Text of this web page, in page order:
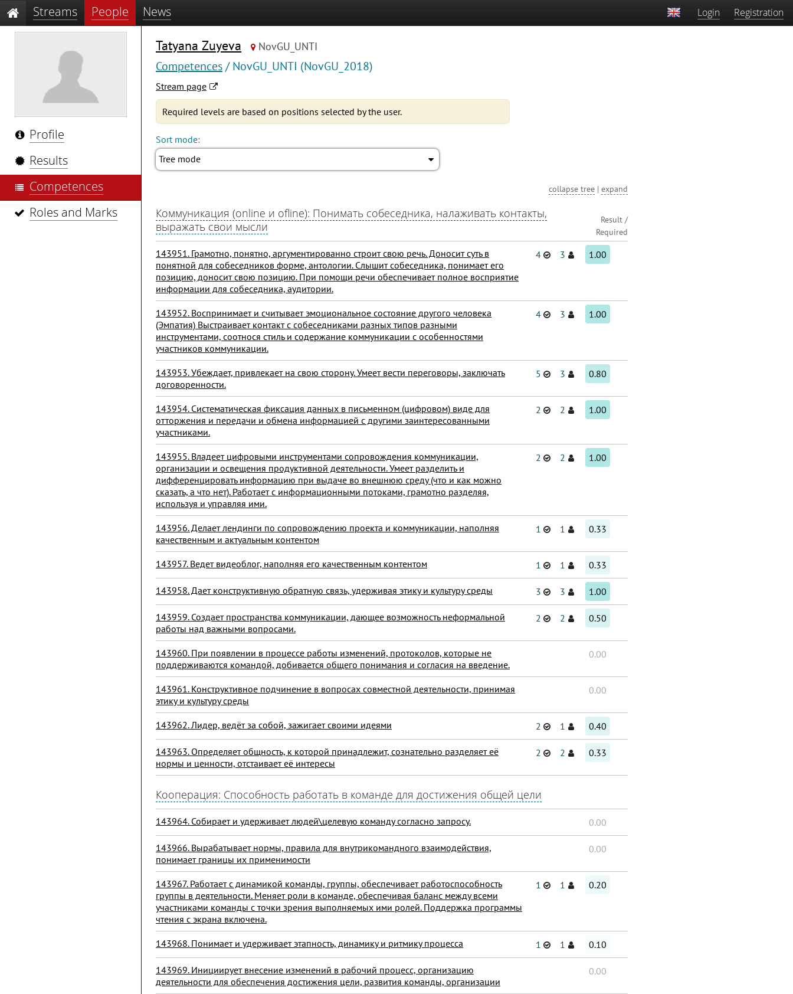
Login Registration
Streams People News
Profile
Results
Competences
Roles and Marks
Tatyana Zuyeva NovGU_UNTI
Competences/ NovGU_UNTI (NovGU_2018)
Stream page
Required levels are based on positions selected by the user.
Sort mode:
Tree mode
collapse tree | expand
Коммуникация (online и ofline): Понимать собеседника, налаживать контакты,
выражать свои мысли
Result /
Required
143951. Грамотно, понятно, аргументированно строит свою речь. Доносит суть в
понятной для собеседников форме, антологии. Слышит собеседника, понимает его
позицию, доносит свою позицию. При помощи речи обеспечивает полное восприятие
информации для собеседника, аудитории.
4 3 1.00
143952. Воспринимает и считывает эмоциональное состояние другого человека
(Эмпатия) Выстраивает контакт с собеседниками разных типов разными
инструментами, соотнося стиль и содержание коммуникации с особенностями
участников коммуникации.
4 3 1.00
143953. Убеждает, привлекает на свою сторону. Умеет вести переговоры, заключать
договоренности.
5 3 0.80
143954. Систематическая фиксация данных в письменном (цифровом) виде для
отторжения и передачи и обмена информацией с другими заинтересованными
участниками.
2 2 1.00
143955. Владеет цифровыми инструментами сопровождения коммуникации,
организации и освещения продуктивной деятельности. Умеет разделить и
дифференцировать информацию при выдаче во внешнюю среду (что и как можно
сказать, а что нет). Работает с информационными потоками, грамотно разделяя,
используя и управляя ими.
2 2 1.00
143956. Делает лендинги по сопровождению проекта и коммуникации, наполняя
качественным и актуальным контентом
1 1 0.33
143957. Ведет видеоблог, наполняя его качественным контентом 1 1 0.33
143958. Дает конструктивную обратную связь, удерживая этику и культуру среды 3 3 1.00
143959. Создает пространства коммуникации, дающее возможность неформальной
работы над важными вопросами.
2 2 0.50
143960. При появлении в процессе работы изменений, протоколов, которые не
поддерживаются командой, добивается общего понимания и согласия на введение.
0.00
143961. Конструктивное подчинение в вопросах совместной деятельности, принимая
этику и культуру среды
0.00
143962. Лидер, ведёт за собой, зажигает своими идеями 2 1 0.40
143963. Определяет общность, к которой принадлежит, сознательно разделяет её
нормы и ценности, отстаивает её интересы
2 2 0.33
Кооперация: Способность работать в команде для достижения общей цели
143964. Собирает и удерживает людей\целевую команду согласно запросу. 0.00
143966. Вырабатывает нормы, правила для внутрикомандного взаимодействия,
понимает границы их применимости
0.00
143967. Работает с динамикой команды, группы, обеспечивает работоспособность
группы в деятельности. Меняет роли в команде, обеспечивая баланс между всеми
участниками команды с точки зрения выполняемых ими ролей. Поддержка программы
чтения с экрана включена.
1 1 0.20
143968. Понимает и удерживает этапность, динамику и ритмику процесса 1 1 0.10
143969. Инициирует внесение изменений в рабочий процесс, организацию
деятельности для обеспечения достижения цели, развития команды, организации
0.00